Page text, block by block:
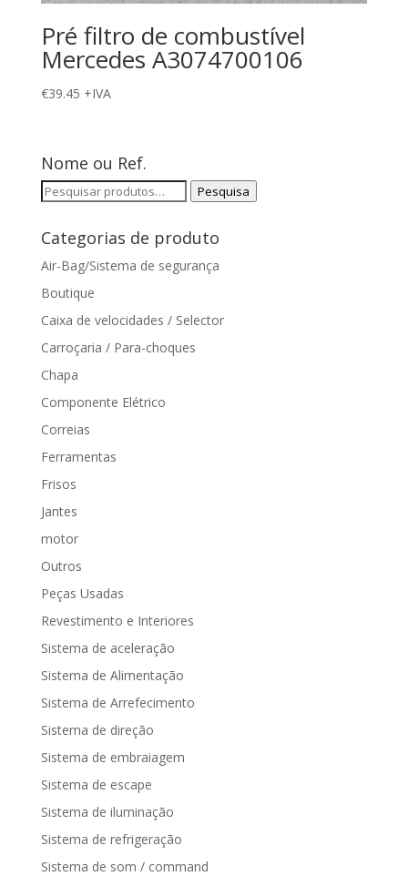
Pré filtro de combustível
Mercedes A3074700106
€39.45 +IVA
Nome ou Ref.
Pesquisar
Pesquisa
Categorias de produto
Air-Bag/Sistema de segurança
Boutique
Caixa de velocidades / Selector
Carroçaria / Para-choques
Chapa
Componente Elétrico
Correias
Ferramentas
Frisos
Jantes
motor
Outros
Peças Usadas
Revestimento e Interiores
Sistema de aceleração
Sistema de Alimentação
Sistema de Arrefecimento
Sistema de direção
Sistema de embraiagem
Sistema de escape
Sistema de iluminação
Sistema de refrigeração
Sistema de som / command